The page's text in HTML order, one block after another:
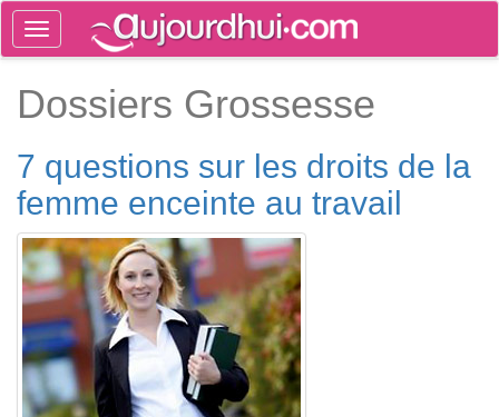
Toggle
navigation
Dossiers Grossesse
7 questions sur les droits de la
femme enceinte au travail